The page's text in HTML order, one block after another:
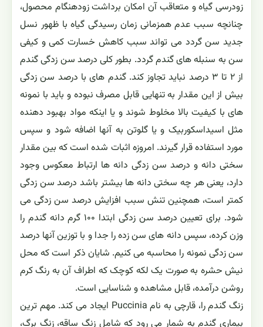
زودرسی گیاه و متعاقب آن امکان برداشت زودهنگام محصول،
چنانچه سبب عدم همزمانی زمان رسیدگی گیاه با ظهور نسل
جدید سن گردد می تواند سبب کاهش خسارت کمی و کیفی
سن به سنبله های گندم گردد. بطور کلی درصد سن زدگی گندم
از ۲ تا ۳ درصد نباید تجاوز کند. گندم های با درصد سن زدگی
بیش از این مقدار به تنهایی قابل مصرف نبوده و باید با نمونه
های با کیفیت بالا مخلوط شوند و یا اینکه مواد بهبود دهنده
مثل اسیداسکوربیک و یا گلوتن به آنها اضافه شود و سپس
مورد استفاده قرار گیرند. امروزه اثبات شده است که بین مقدار
سختی دانه و درصد سن زدگی دانه ها ارتباط معکوس وجود
دارد، یعنی هر چه سختی دانه ها بیشتر باشد درصد سن زدگی
کمتر است، همچنین تنش سبب افزایش درصد سن زدگی می
شود. برای تعیین درصد سن زدگی ابتدا ۱۰۰ گرم دانه گندم را
وزن کرده، سپس دانه های سن زده را جدا و با توزین آنها درصد
سن زدگی نمونه را محاسبه می کنیم. شایان ذکر است که محل
نیش حشره به صورت یک لکه کوچک که اطراف آن به رنگ کرم
روشن درآمده، قابل مشاهده و شناسایی است.
زنگ گندم را، قارچی به نام Puccinia ایجاد می کند. مهم ترین
بیماری گندم به شمار می رود که شامل زنگ ساقه، زنگ برگ،